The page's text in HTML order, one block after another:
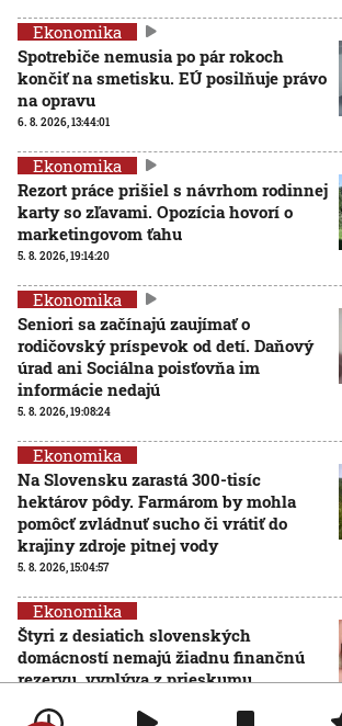
Ekonomika
Spotrebiče nemusia po pár rokoch
končiť na smetisku. EÚ posilňuje právo
na opravu
6. 8. 2026, 13:44:01
Ekonomika
Rezort práce prišiel s návrhom rodinnej
karty so zľavami. Opozícia hovorí o
marketingovom ťahu
5. 8. 2026, 19:14:20
Ekonomika
Seniori sa začínajú zaujímať o
rodičovský príspevok od detí. Daňový
úrad ani Sociálna poisťovňa im
informácie nedajú
5. 8. 2026, 19:08:24
Ekonomika
Na Slovensku zarastá 300-tisíc
hektárov pôdy. Farmárom by mohla
pomôcť zvládnuť sucho či vrátiť do
krajiny zdroje pitnej vody
5. 8. 2026, 15:04:57
Ekonomika
Štyri z desiatich slovenských
domácností nemajú žiadnu finančnú
rezervu, vyplýva z prieskumu